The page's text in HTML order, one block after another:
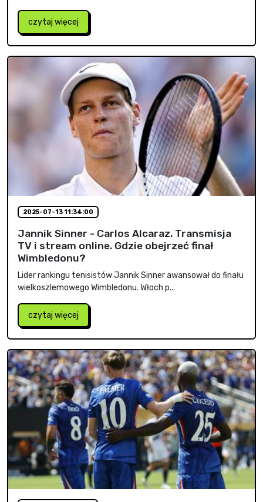
czytaj więcej
2025-07-13 11:34:00
Jannik Sinner - Carlos Alcaraz. Transmisja
TV i stream online. Gdzie obejrzeć finał
Wimbledonu?
Lider rankingu tenisistów Jannik Sinner awansował do finału
wielkoszlemowego Wimbledonu. Włoch p...
czytaj więcej